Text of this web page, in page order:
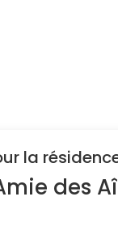
la
des